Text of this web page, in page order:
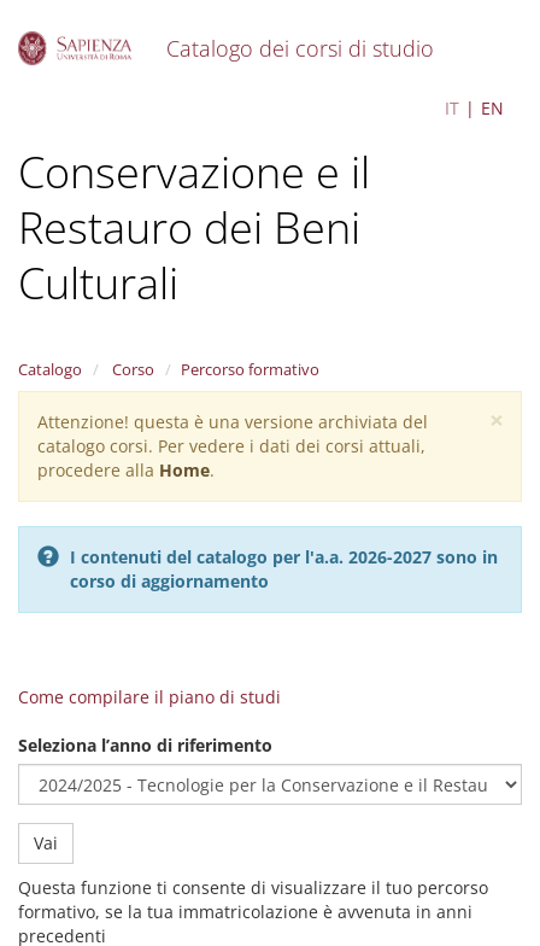
Catalogo dei corsi di studio
IT EN
Conservazione e il
Restauro dei Beni
Culturali
Catalogo Corso Percorso formativo
×
Warning
message
Attenzione! questa è una versione archiviata del
catalogo corsi. Per vedere i dati dei corsi attuali,
procedere alla Home.
I contenuti del catalogo per l'a.a. 2026-2027 sono in
corso di aggiornamento
Come compilare il piano di studi
Seleziona l’anno di riferimento
Vai
Questa funzione ti consente di visualizzare il tuo percorso
formativo, se la tua immatricolazione è avvenuta in anni
precedenti